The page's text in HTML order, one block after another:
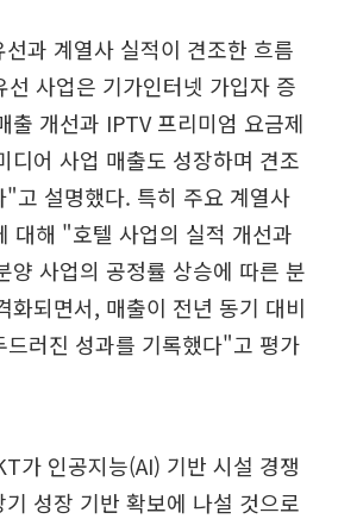
과 계열사 실적이 견조한 흐름
사업은 기가인터넷 가입자 증
출 개선과 IPTV 프리미엄 요금제
디어 사업 매출도 성장하며 견조
"고 설명했다. 특히 주요 계열사
대해 "호텔 사업의 실적 개선과
양 사업의 공정률 상승에 따른 분
화되면서, 매출이 전년 동기 대비
러진 성과를 기록했다"고 평가
가 인공지능(AI) 기반 시설 경쟁
성장 기반 확보에 나설 것으로